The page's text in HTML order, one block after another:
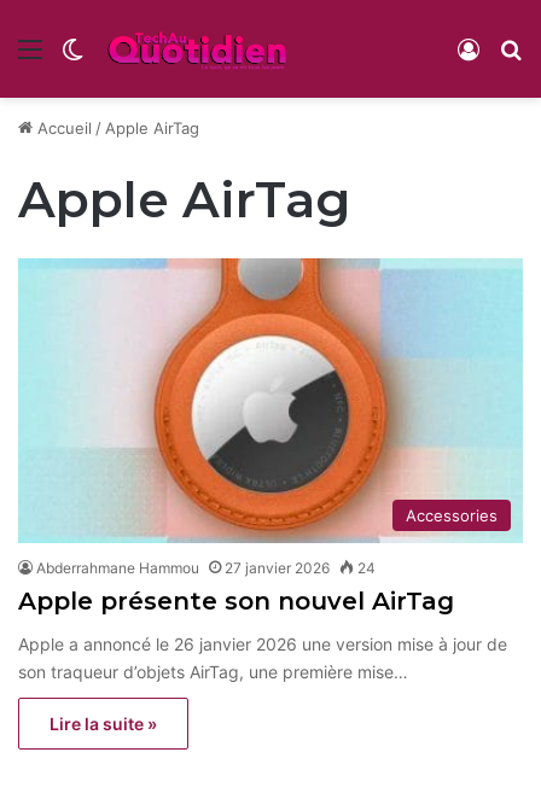
Menu Switch skin
Accueil / Apple AirTag
Apple AirTag
Accessories
Abderrahmane Hammou 27 janvier 2026 24
Apple présente son nouvel AirTag
Apple a annoncé le 26 janvier 2026 une version mise à jour de
son traqueur d’objets AirTag, une première mise…
Lire la suite »